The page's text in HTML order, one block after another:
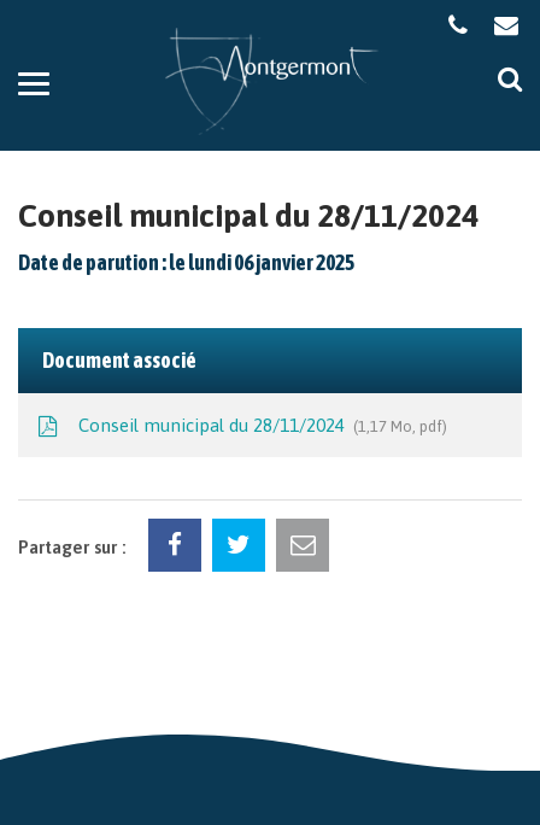
Aller
la
Conseil municipal du 28/11/2024
Date de parution : le lundi 06 janvier 2025
Document associé
Conseil municipal du 28/11/2024 1,17 Mo, pdf
Partager sur :